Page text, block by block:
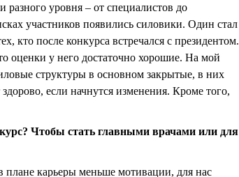
уровня – от специалистов до
участников появились силовики. Один стал
кто после конкурса встречался с президентом.
оценки у него достаточно хорошие. На мой
структуры в основном закрытые, в них
если начнутся изменения. Кроме того,
Чтобы стать главными врачами или для
карьеры меньше мотивации, для нас